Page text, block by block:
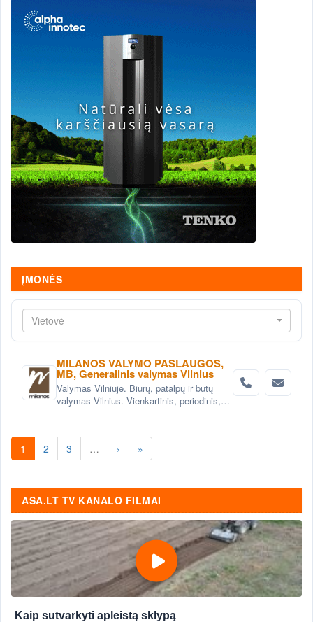
ĮMONĖS
Vietovė
MILANOS VALYMO PASLAUGOS,
MB, Generalinis valymas Vilnius
Valymas Vilniuje. Biurų, patalpų ir butų
valymas Vilnius. Vienkartinis, periodinis,
1 2 3 … › »
ASA.LT TV KANALO FILMAI
Kaip sutvarkyti apleistą sklypą